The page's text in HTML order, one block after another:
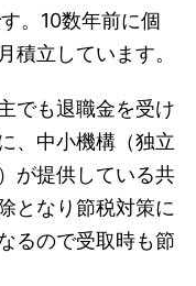
。10数年前に個
積立しています。
でも退職金を受け
、中小機構（独立
が提供している共
となり節税対策に
るので受取時も節